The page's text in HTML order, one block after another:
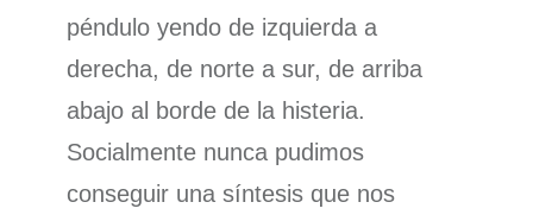
péndulo yendo de izquierda a
derecha, de norte a sur, de arriba
abajo al borde de la histeria.
Socialmente nunca pudimos
conseguir una síntesis que nos